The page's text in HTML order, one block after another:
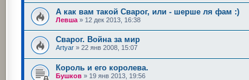
А как вам такой Сварог, или - шерше ля фам :)
Левша » 12 дек 2013, 16:38
Сварог. Война за мир
Artyar » 22 янв 2008, 15:07
Король и его королева.
Бушков » 19 янв 2013, 19:56